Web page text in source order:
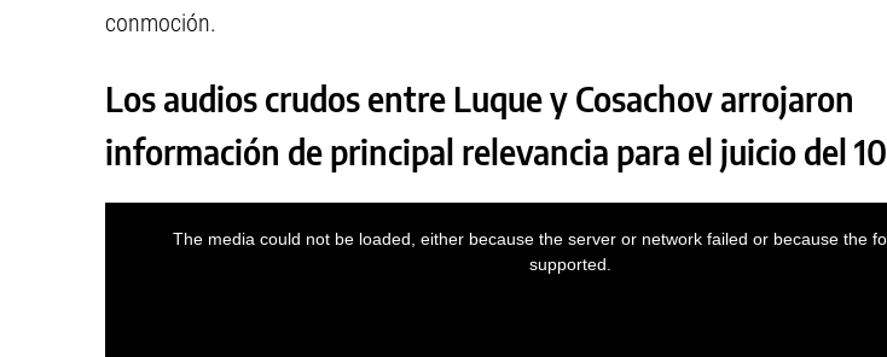
conmoción.
Los audios crudos entre Luque y Cosachov arrojaron
información de principal relevancia para el juicio del 10